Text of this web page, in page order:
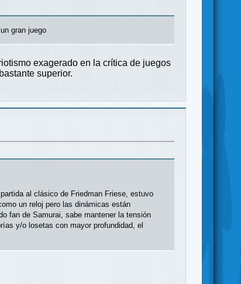
gran juego
exagerado en la crítica de juegos
superior.
al clásico de Friedman Friese, estuvo
un reloj pero las dinámicas están
fan de Samurai, sabe mantener la tensión
y/o losetas con mayor profundidad, el